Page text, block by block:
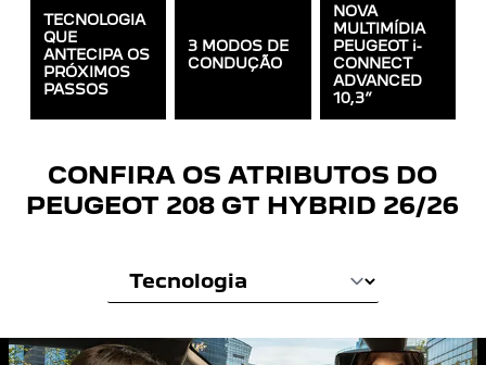
TECNOLOGIA
QUE
ANTECIPA OS
PRÓXIMOS
PASSOS
3 MODOS DE
CONDUÇÃO
NOVA
MULTIMÍDIA
PEUGEOT i-
CONNECT
ADVANCED
10,3”
CONFIRA OS ATRIBUTOS DO
PEUGEOT 208 GT HYBRID 26/26